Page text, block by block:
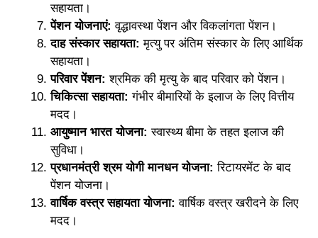
सहायता।
पेंशन योजनाएं: वृद्धावस्था पेंशन और विकलांगता पेंशन।
दाह संस्कार सहायता: मृत्यु पर अंतिम संस्कार के लिए आर्थिक
सहायता।
परिवार पेंशन: श्रमिक की मृत्यु के बाद परिवार को पेंशन।
चिकित्सा सहायता: गंभीर बीमारियों के इलाज के लिए वित्तीय
मदद।
आयुष्मान भारत योजना: स्वास्थ्य बीमा के तहत इलाज की
सुविधा।
प्रधानमंत्री श्रम योगी मानधन योजना: रिटायरमेंट के बाद
पेंशन योजना।
वार्षिक वस्त्र सहायता योजना: वार्षिक वस्त्र खरीदने के लिए
मदद।